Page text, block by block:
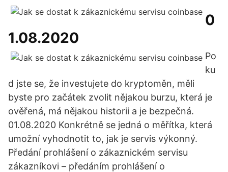
0
1.08.2020
Po
ku
d jste se, že investujete do kryptoměn, měli
byste pro začátek zvolit nějakou burzu, která je
ověřená, má nějakou historii a je bezpečná.
01.08.2020 Konkrétně se jedná o měřítka, která
umožní vyhodnotit to, jak je servis výkonný.
Předání prohlášení o zákaznickém servisu
zákazníkovi – předáním prohlášení o